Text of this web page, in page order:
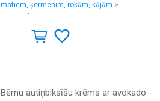
matiem, ķermenim, rokām, kājām >
Bērnu autiņbiksīšu krēms ar avokado